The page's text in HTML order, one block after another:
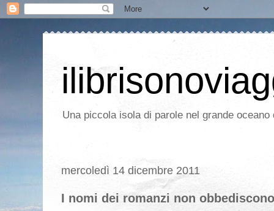
Una piccola isola di parole nel grande
mercoledì 14 dicembre 2011
I nomi dei romanzi non